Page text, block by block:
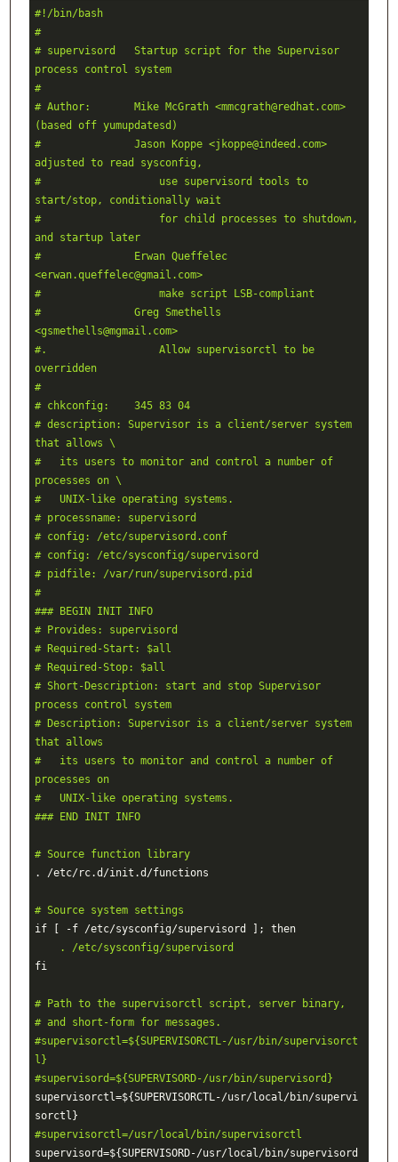
#!/bin/bash
#
# supervisord   Startup script for the Supervisor
process control system
#
# Author:       Mike McGrath <mmcgrath@redhat.com>
(based off yumupdatesd)
#               Jason Koppe <jkoppe@indeed.com>
adjusted to read sysconfig,
#                   use supervisord tools to
start/stop, conditionally wait
#                   for child processes to shutdown,
and startup later
#               Erwan Queffelec
<erwan.queffelec@gmail.com>
#                   make script LSB-compliant
#               Greg Smethells
<gsmethells@mgmail.com>
#.                  Allow supervisorctl to be
overridden
#
# chkconfig:    345 83 04
# description: Supervisor is a client/server system
that allows \
#   its users to monitor and control a number of
processes on \
#   UNIX-like operating systems.
# processname: supervisord
# config: /etc/supervisord.conf
# config: /etc/sysconfig/supervisord
# pidfile: /var/run/supervisord.pid
#
### BEGIN INIT INFO
# Provides: supervisord
# Required-Start: $all
# Required-Stop: $all
# Short-Description: start and stop Supervisor
process control system
# Description: Supervisor is a client/server system
that allows
#   its users to monitor and control a number of
processes on
#   UNIX-like operating systems.
### END INIT INFO
# Source function library
. /etc/rc.d/init.d/functions
# Source system settings
if [ -f /etc/sysconfig/supervisord ]; then
    . /etc/sysconfig/supervisord
fi
# Path to the supervisorctl script, server binary,
# and short-form for messages.
#supervisorctl=${SUPERVISORCTL-/usr/bin/supervisorct
l}
#supervisord=${SUPERVISORD-/usr/bin/supervisord}
supervisorctl=${SUPERVISORCTL-/usr/local/bin/supervi
#supervisorctl=/usr/local/bin/supervisorctl
supervisord=${SUPERVISORD-/usr/local/bin/supervisord